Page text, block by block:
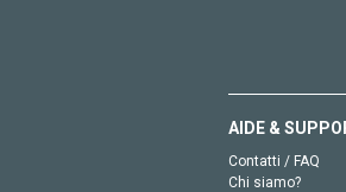
AIDE &
Contatti / FAQ
Chi siamo?